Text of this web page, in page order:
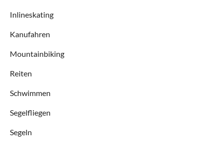
Inlineskating
Kanufahren
Mountainbiking
Reiten
Schwimmen
Segelfliegen
Segeln